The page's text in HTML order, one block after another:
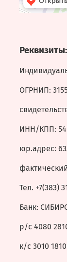
Реквизиты:
ОГРНИП:
ИНН/КПП:
юр.адрес:
Тел. +7(383)
Банк:
р/с 4080
к/с 3010